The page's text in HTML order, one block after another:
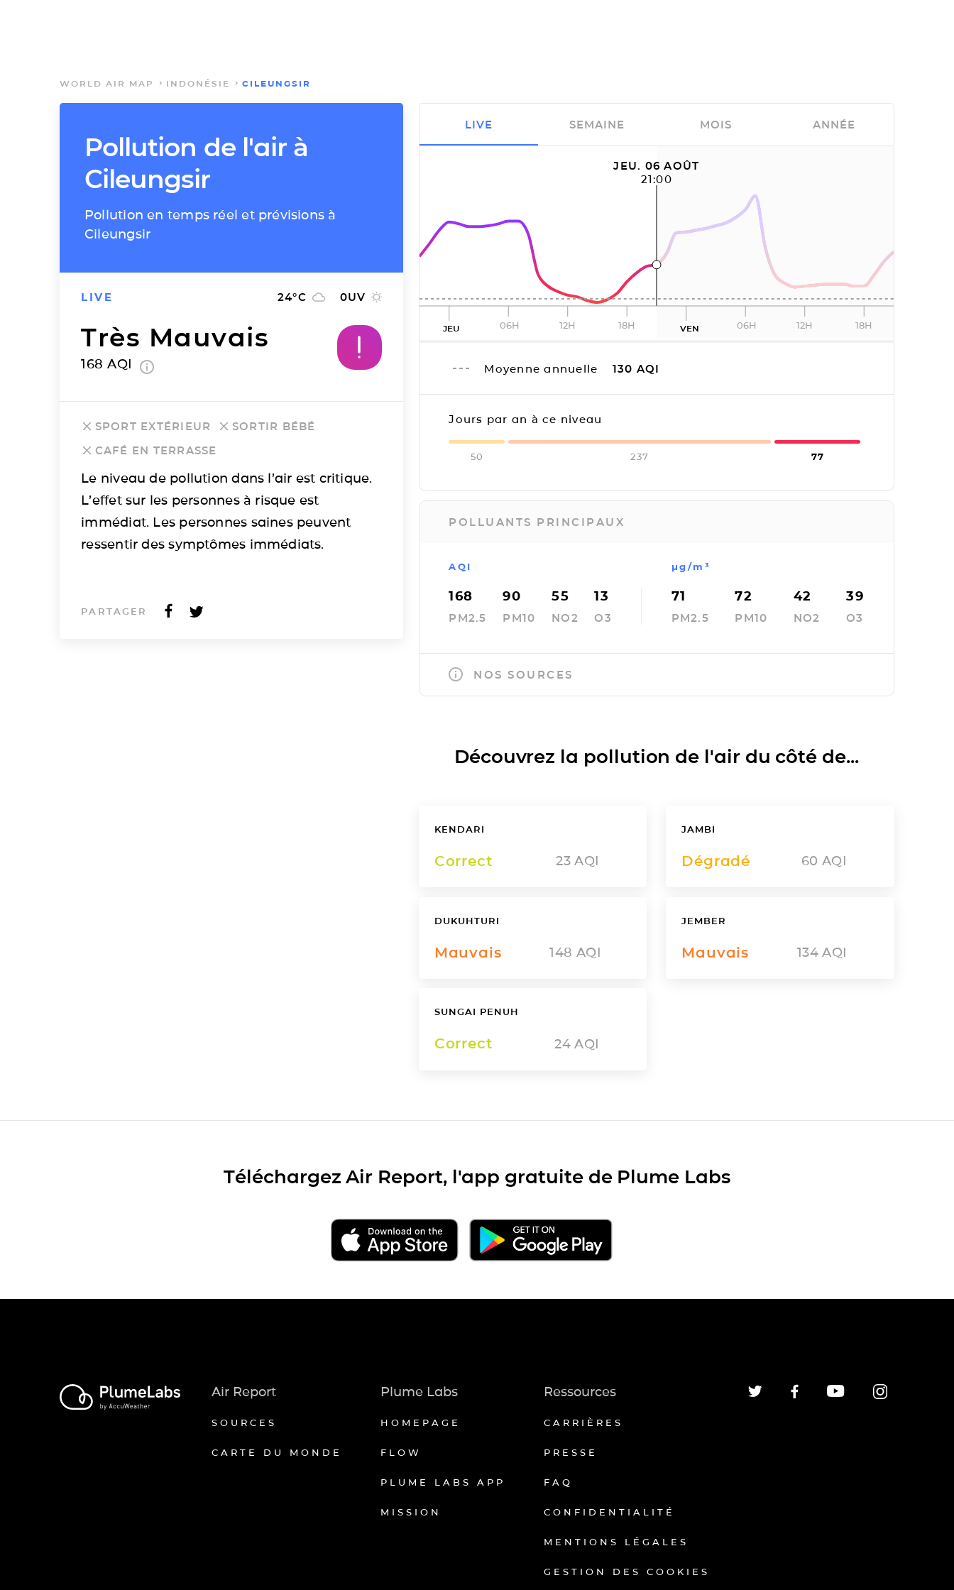
WORLD AIR MAP INDONÉSIE CILEUNGSIR
Pollution de l'air à
Cileungsir
Pollution en temps réel et prévisions à
Cileungsir
LIVE 24°C 0UV
Très Mauvais
168 AQI
SPORT EXTÉRIEUR
SORTIR BÉBÉ
CAFÉ EN TERRASSE
Le niveau de pollution dans l’air est critique.
L’effet sur les personnes à risque est
immédiat. Les personnes saines peuvent
ressentir des symptômes immédiats.
PARTAGER
JEU. 06 AOÛT
21:00
JEU 06H 12H 18H VEN 06H 12H 18H
Moyenne annuelle 130 AQI
Jours par an à ce niveau
50 237 77
POLLUANTS PRINCIPAUX
AQI
168
PM2.5
90
PM10
55
NO2
13
O3
µg/m³
71
PM2.5
72
PM10
42
NO2
39
O3
NOS SOURCES
LIVE SEMAINE MOIS ANNÉE
Découvrez la pollution de l'air du côté de...
KENDARI
Correct 23 AQI
JAMBI
Dégradé 60 AQI
DUKUHTURI
Mauvais 148 AQI
JEMBER
Mauvais 134 AQI
SUNGAI PENUH
Correct 24 AQI
Téléchargez Air Report, l'app gratuite de Plume Labs
Air Report
SOURCES
CARTE DU MONDE
Plume Labs
HOMEPAGE
FLOW
PLUME LABS APP
MISSION
Ressources
CARRIÈRES
PRESSE
FAQ
CONFIDENTIALITÉ
MENTIONS LÉGALES
GESTION DES COOKIES